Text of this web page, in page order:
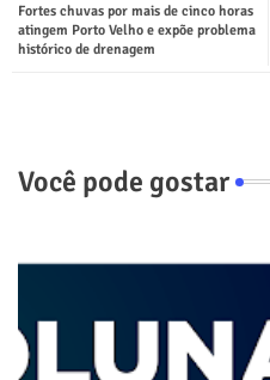
Fortes chuvas por mais de cinco horas
atingem Porto Velho e expõe problema
histórico de drenagem
Você pode gostar